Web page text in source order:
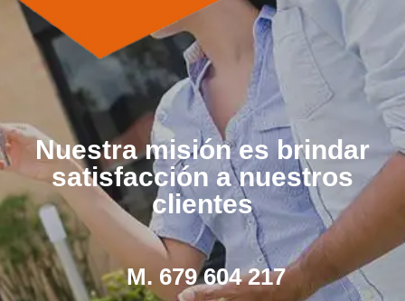
Nuestra misión es brindar
satisfacción a nuestros
clientes
M. 679 604 217